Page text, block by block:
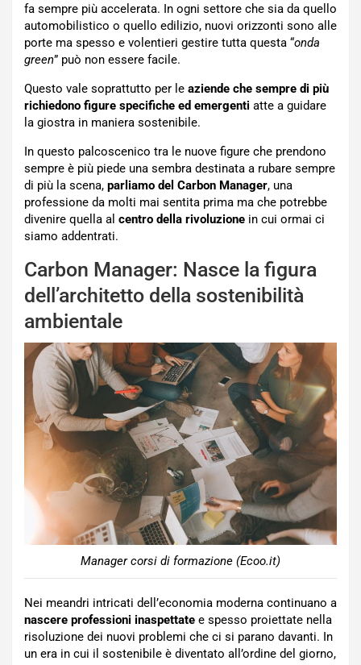
fa sempre più accelerata. In ogni settore che sia da quello
automobilistico o quello edilizio, nuovi orizzonti sono alle
porte ma spesso e volentieri gestire tutta questa “onda
green” può non essere facile.
Questo vale soprattutto per le aziende che sempre di più
richiedono figure specifiche ed emergenti atte a guidare
la giostra in maniera sostenibile.
In questo palcoscenico tra le nuove figure che prendono
sempre è più piede una sembra destinata a rubare sempre
di più la scena, parliamo del Carbon Manager, una
professione da molti mai sentita prima ma che potrebbe
divenire quella al centro della rivoluzione in cui ormai ci
siamo addentrati.
Carbon Manager: Nasce la figura
dell’architetto della sostenibilità
ambientale
Manager corsi di formazione (Ecoo.it)
Nei meandri intricati dell’economia moderna continuano a
nascere professioni inaspettate e spesso proiettate nella
risoluzione dei nuovi problemi che ci si parano davanti. In
un era in cui il sostenibile è diventato all’ordine del giorno,